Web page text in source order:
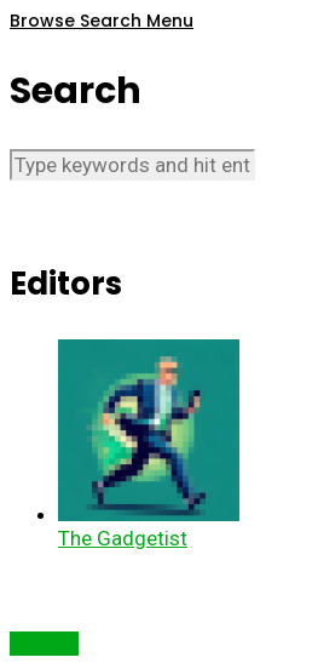
Browse Search Menu
Search
Editors
The Gadgetist